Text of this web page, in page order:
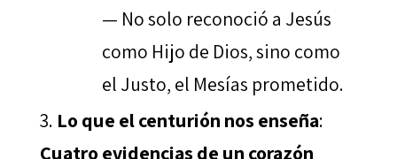
— No solo reconoció a Jesús
como Hijo de Dios, sino como
el Justo, el Mesías prometido.
Lo que el centurión nos enseña:
Cuatro evidencias de un corazón